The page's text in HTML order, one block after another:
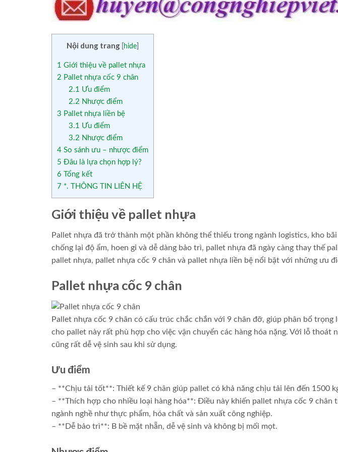
Nội dung trang hide
1 Giới thiệu về pallet nhựa
2 Pallet nhựa cốc 9 chân
2.1 Ưu điểm
2.2 Nhược điểm
3 Pallet nhựa liền bệ
3.1 Ưu điểm
3.2 Nhược điểm
4 So sánh ưu – nhược điểm
5 Đâu là lựa chọn hợp lý?
6 Tổng kết
7 *. THÔNG TIN LIÊN HỆ
Giới thiệu về pallet nhựa
Pallet nhựa đã trở thành một phần không thể thiếu trong ngành logistics, kho
chống lại độ ẩm, hoen gỉ và dễ dàng bảo trì, pallet nhựa đã ngày càng thay thế
pallet nhựa, pallet nhựa cốc 9 chân và pallet nhựa liền bệ nổi bật với những ưu
Pallet nhựa cốc 9 chân
Pallet nhựa cốc 9 chân có cấu trúc chắc chắn với 9 chân đỡ, giúp phân bổ
cho pallet này rất phù hợp cho việc vận chuyển các hàng hóa nặng. Với lỗ thoát
cũng rất dễ vệ sinh sau khi sử dụng.
Ưu điểm
– **Chịu tải tốt**: Thiết kế 9 chân giúp pallet có khả năng chịu tải lên đến 1500
– **Thích hợp cho nhiều loại hàng hóa**: Điều này khiến pallet nhựa cốc 9
ngành nghề như thực phẩm, hóa chất và sản xuất công nghiệp.
– **Dễ bảo trì**: B bề mặt nhẵn, dễ vệ sinh và không bị mối mọt.